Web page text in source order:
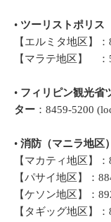
• ツーリストポリス
【エルミタ地区】
【マラテ地区】 ：
• フィリピン観光省
ター ：8459-5200
• 消防（マニラ地区
【マカティ地区】
【パサイ地区】：
【ケソン地区】：
【タギッグ地区】